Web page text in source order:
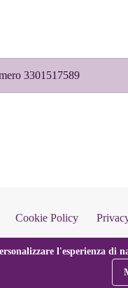
3301517589
Cookie Policy
l'esperienza